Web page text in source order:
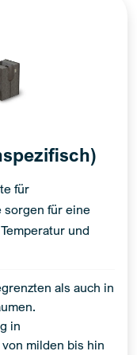
für
sorgen für eine
und
als auch in
in
milden bis hin